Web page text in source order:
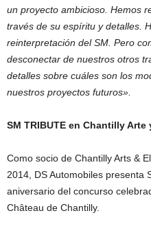
un proyecto ambicioso. Hemos
través de su espíritu y detalles.
reinterpretación del SM. Pero
desconectar de nuestros otros
detalles sobre cuáles son los
nuestros proyectos futuros».
SM TRIBUTE en Chantilly Arte
Como socio de Chantilly Arts &
2014, DS Automobiles presenta
aniversario del concurso
Château de Chantilly.